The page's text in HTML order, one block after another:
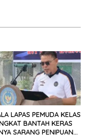
LAPAS PEMUDA KELAS
BANTAH KERAS
SARANG PENIPUAN